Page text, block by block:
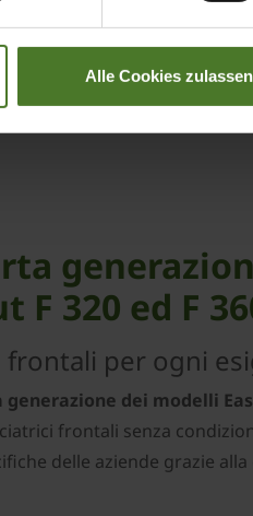
Alle Cookies zulassen
F 320 ed F
frontali per ogni
dei modelli
frontali senza
delle aziende grazie